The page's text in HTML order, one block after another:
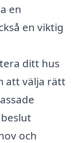
en
en viktig
ditt hus
att välja rätt
och